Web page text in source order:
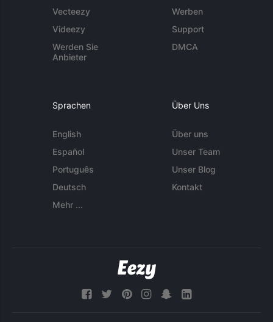
Vecteezy
Videezy
Werden Sie
Anbieter
Werben
Support
DMCA
Sprachen
English
Español
Português
Deutsch
Mehr ...
Über Uns
Über uns
Unser Team
Unser Blog
Kontakt